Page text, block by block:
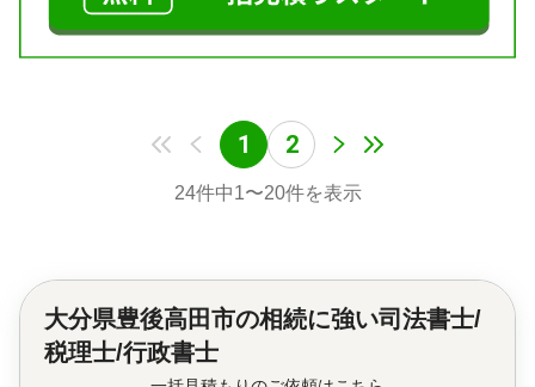
1 2
24件中1〜20件を表示
大分県豊後高田市の相続に強い司法書士/
税理士/行政書士